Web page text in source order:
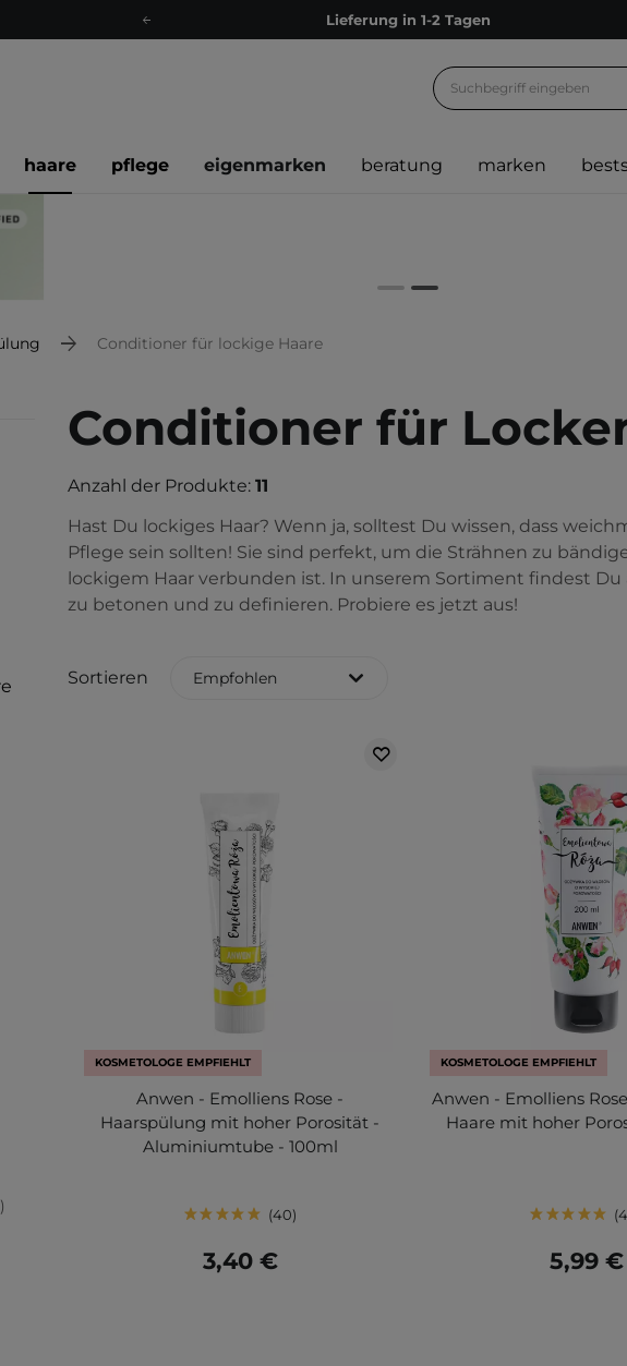
Lieferung in 1-2 Tagen
Kostenloser Versand ab 60 €
Versand nach Deutschland und Österreich
Empfehle uns weiter und sammle noch mehr Punkte
haare pflege eigenmarken beratung marken
Conditioner für lockige Haare
Conditioner für
Anzahl der Produkte: 11
Hast Du lockiges Haar? Wenn ja, solltest Du wissen, dass
Pflege sein sollten! Sie sind perfekt, um die Strähnen zu
lockigem Haar verbunden ist. In unserem Sortiment findest
zu betonen und zu definieren. Probiere es jetzt aus!
Sortieren Empfohlen
KOSMETOLOGE EMPFIEHLT
Anwen - Emolliens Rose -
Haarspülung mit hoher Porosität -
Aluminiumtube - 100ml
40
3,40 €
KOSMETOLOGE EMPFIEHLT
Anwen - Emolliens
Haare mit hoher
5,99 €